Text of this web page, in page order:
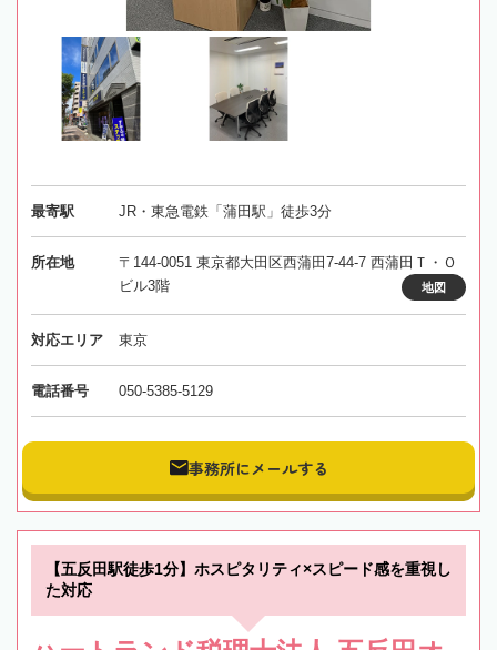
最寄駅 JR・東急電鉄「蒲田駅」徒歩3分
所在地
〒144-0051 東京都大田区西蒲田7-44-7 西蒲田Ｔ・Ｏ
ビル3階
地図
対応エリア 東京
電話番号 050-5385-5129
事務所にメールする
【五反田駅徒歩1分】ホスピタリティ×スピード感を重視し
た対応